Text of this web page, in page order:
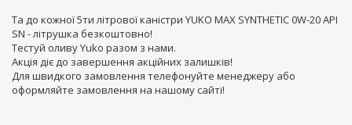
Та до кожної 5ти літрової каністри YUKO MAX SYNTHETIC 0W-20 API
SN - літрушка безкоштовно!
Тестуй оливу Yuko разом з нами.
Акція діє до завершення акційних залишків!
Для швидкого замовлення телефонуйте менеджеру або
оформляйте замовлення на нашому сайті!